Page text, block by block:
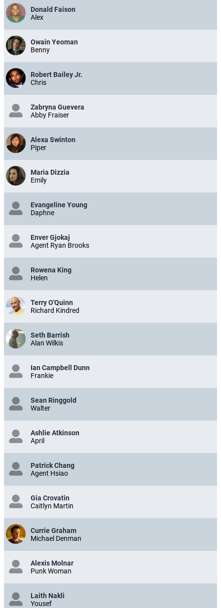
Donald Faison
Alex
Owain Yeoman
Benny
Robert Bailey Jr.
Chris
Zabryna Guevera
Abby Fraiser
Alexa Swinton
Piper
Maria Dizzia
Emily
Evangeline Young
Daphne
Enver Gjokaj
Agent Ryan Brooks
Rowena King
Helen
Terry O'Quinn
Richard Kindred
Seth Barrish
Alan Wilkis
Ian Campbell Dunn
Frankie
Sean Ringgold
Walter
Ashlie Atkinson
April
Patrick Chang
Agent Hsiao
Gia Crovatin
Caitlyn Martin
Currie Graham
Michael Denman
Alexis Molnar
Punk Woman
Laith Nakli
Yousef